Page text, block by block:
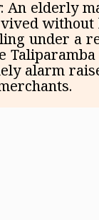
An elderly
without
under a
Taliparamba
alarm